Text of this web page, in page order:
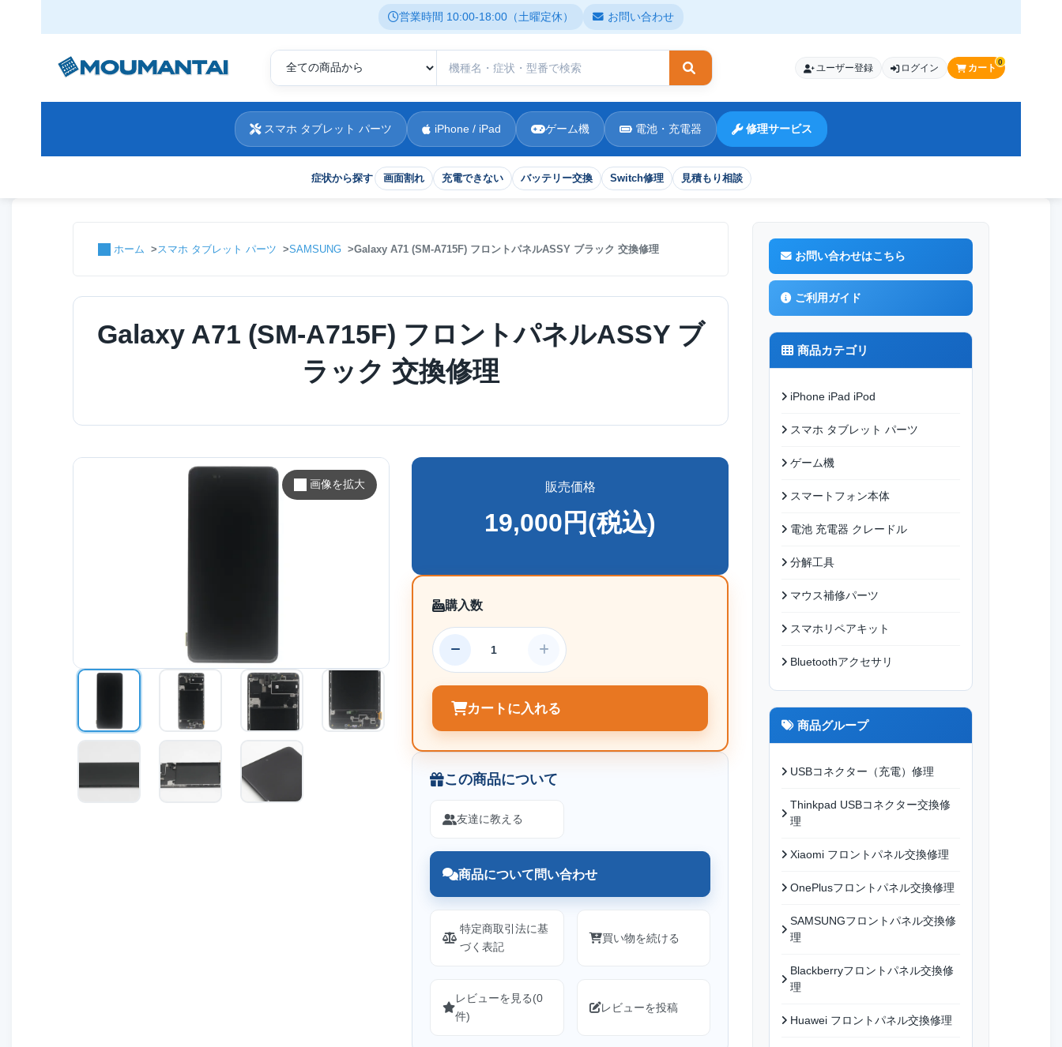
営業時間 10:00-18:00（土曜定休） お問い合わせ
検索
症状から探す 画面割れ 充電できない バッテリー交換 Switch修理 見積もり相談
ユーザー登録 ログイン カート
0
スマホ タブレット パーツ iPhone / iPad ゲーム機 電池・充電器 修理サービス
ホーム スマホ タブレット パーツ SAMSUNG Galaxy A71 (SM-A715F) フロントパネルASSY ブラック 交換修理
Galaxy A71 (SM-A715F) フロントパネルASSY ブ
ラック 交換修理
画像を拡大 販売価格
19,000円(税込)
購入数
カートに入れる
この商品について
友達に教える
商品について問い合わせ
特定商取引法に基
づく表記
買い物を続ける
レビューを見る(0
件)
レビューを投稿
お問い合わせはこちら
ご利用ガイド
商品カテゴリ
iPhone iPad iPod
スマホ タブレット パーツ
ゲーム機
スマートフォン本体
電池 充電器 クレードル
分解工具
マウス補修パーツ
スマホリペアキット
Bluetoothアクセサリ
商品グループ
USBコネクター（充電）修理
Thinkpad USBコネクター交換修
理
Xiaomi フロントパネル交換修理
OnePlusフロントパネル交換修理
SAMSUNGフロントパネル交換修
理
Blackberryフロントパネル交換修
理
Huawei フロントパネル交換修理